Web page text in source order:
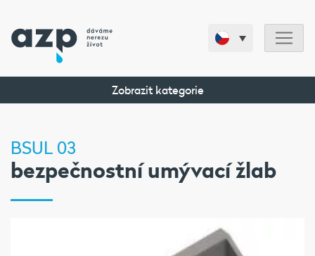
Zobrazit kategorie
BSUL 03
bezpečnostní umývací žlab